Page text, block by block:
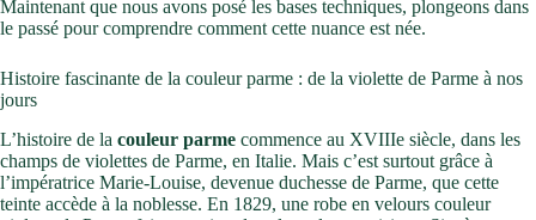
Maintenant que nous avons posé les bases techniques, plongeons dans
le passé pour comprendre comment cette nuance est née.
Histoire fascinante de la couleur parme : de la violette de Parme à nos
jours
L’histoire de la couleur parme commence au XVIIIe siècle, dans les
champs de violettes de Parme, en Italie. Mais c’est surtout grâce à
l’impératrice Marie-Louise, devenue duchesse de Parme, que cette
teinte accède à la noblesse. En 1829, une robe en velours couleur